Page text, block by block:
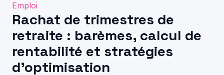
Emploi
Rachat de trimestres de
retraite : barèmes, calcul de
rentabilité et stratégies
d’optimisation